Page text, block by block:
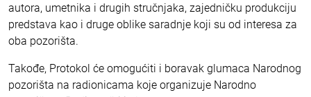
autora, umetnika i drugih stručnjaka, zajedničku produkciju
predstava kao i druge oblike saradnje koji su od interesa za
oba pozorišta.
Takođe, Protokol će omogućiti i boravak glumaca Narodnog
pozorišta na radionicama koje organizuje Narodno